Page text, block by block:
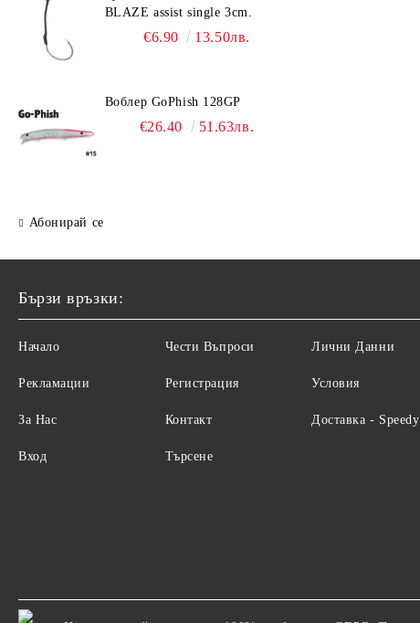
BLAZE assist single 3cm.
€6.90 13.50лв.
Воблер GoPhish 128GP
€26.40 51.63лв.
Абонирай се
Бързи връзки:
Начало
Рекламации
За Нас
Вход
Чести Въпроси
Регистрация
Контакт
Търсене
Лични Данни
Условия
Доставка - Speedy